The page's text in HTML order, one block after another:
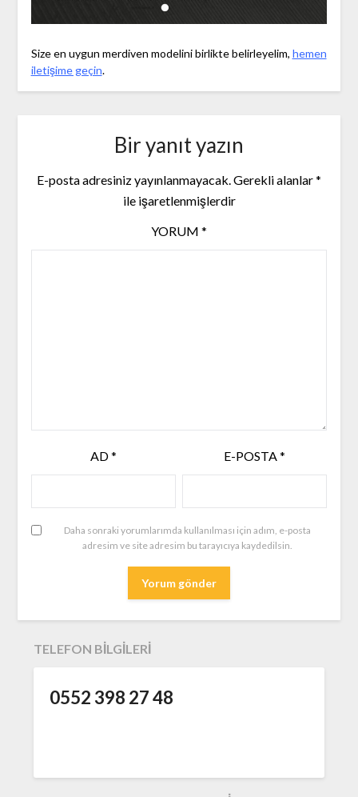
Size en uygun merdiven modelini birlikte belirleyelim, hemen
iletişime geçin.
Bir yanıt yazın
E-posta adresiniz yayınlanmayacak.Gerekli alanlar*
ile işaretlenmişlerdir
YORUM *
AD* E-POSTA*
Daha sonraki yorumlarımda kullanılması için adım, e-posta
adresim ve site adresim bu tarayıcıya kaydedilsin.
TELEFON BILGILERI
0552 398 27 48